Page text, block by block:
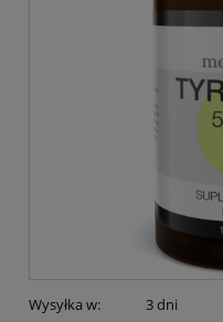
Wysyłka w: 3 dni